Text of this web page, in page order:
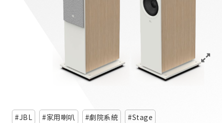
請選擇商品分類
JBL 家用喇叭 劇院系統 Stage